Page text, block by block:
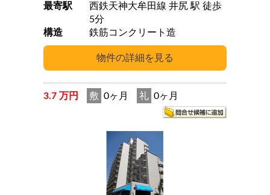
最寄駅
西鉄天神大牟田線 井尻 駅 徒歩
5分
構造
鉄筋コンクリート造
3.7 万円 敷 0ヶ月 礼 0ヶ月